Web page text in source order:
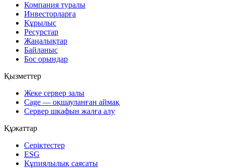
Компания туралы
Инвесторларға
Құрылыс
Ресурстар
Жаңалықтар
Байланыс
Бос орындар
Қызметтер
Жеке сервер залы
Cage — оқшауланған аймақ
Сервер шкафын жалға алу
Құжаттар
Серіктестер
ESG
Құпиялылық саясаты